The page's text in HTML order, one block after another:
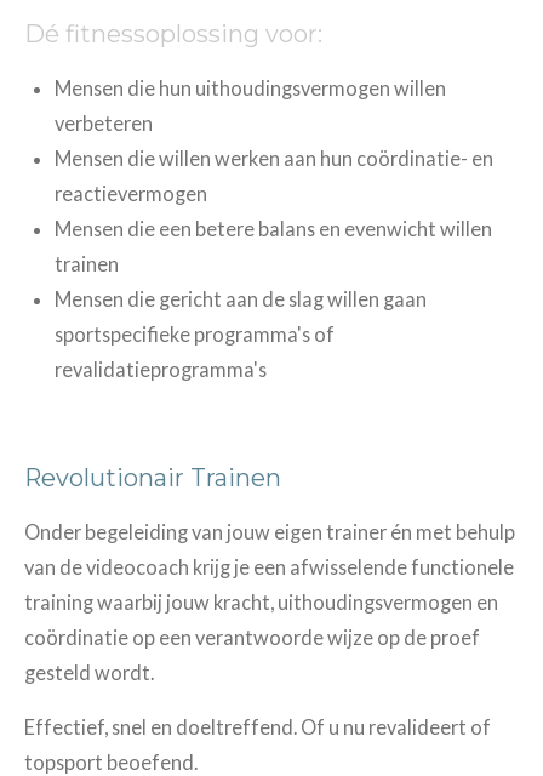
Dé fitnessoplossing voor:
Mensen die hun uithoudingsvermogen willen
verbeteren
Mensen die willen werken aan hun coördinatie- en
reactievermogen
Mensen die een betere balans en evenwicht willen
trainen
Mensen die gericht aan de slag willen gaan
sportspecifieke programma's of
revalidatieprogramma's
Revolutionair Trainen
Onder begeleiding van jouw eigen trainer én met behulp
van de videocoach krijg je een afwisselende functionele
training waarbij jouw kracht, uithoudingsvermogen en
coördinatie op een verantwoorde wijze op de proef
gesteld wordt.
Effectief, snel en doeltreffend. Of u nu revalideert of
topsport beoefend.